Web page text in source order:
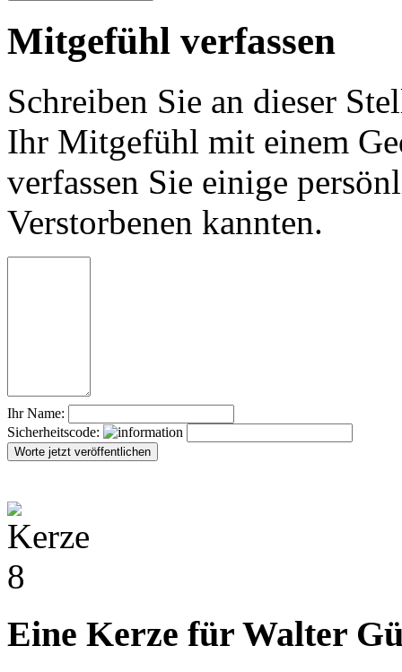
Mitgefühl verfassen
Schreiben Sie an dieser
Ihr Mitgefühl mit einem
verfassen Sie einige
Verstorbenen kannten.
Ihr Name:
Sicherheitscode:
Eine Kerze für Walter